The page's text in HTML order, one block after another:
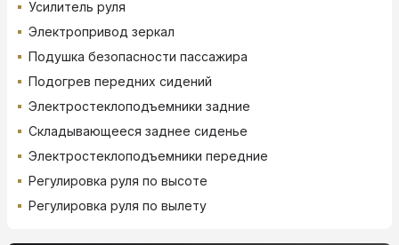
Усилитель руля
Электропривод зеркал
Подушка безопасности пассажира
Подогрев передних сидений
Электростеклоподъемники задние
Складывающееся заднее сиденье
Электростеклоподъемники передние
Регулировка руля по высоте
Регулировка руля по вылету